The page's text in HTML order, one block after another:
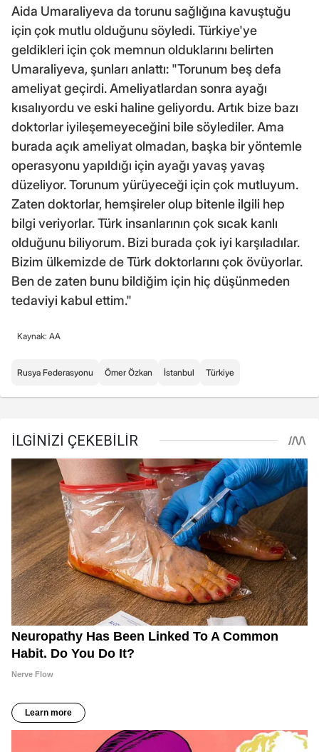
Aida Umaraliyeva da torunu sağlığına kavuştuğu
için çok mutlu olduğunu söyledi. Türkiye'ye
geldikleri için çok memnun olduklarını belirten
Umaraliyeva, şunları anlattı: "Torunum beş defa
ameliyat geçirdi. Ameliyatlardan sonra ayağı
kısalıyordu ve eski haline geliyordu. Artık bize bazı
doktorlar iyileşemeyeceğini bile söylediler. Ama
burada açık ameliyat olmadan, başka bir yöntemle
operasyonu yapıldığı için ayağı yavaş yavaş
düzeliyor. Torunum yürüyeceği için çok mutluyum.
Zaten doktorlar, hemşireler olup bitenle ilgili hep
bilgi veriyorlar. Türk insanlarının çok sıcak kanlı
olduğunu biliyorum. Bizi burada çok iyi karşıladılar.
Bizim ülkemizde de Türk doktorlarını çok övüyorlar.
Ben de zaten bunu bildiğim için hiç düşünmeden
tedaviyi kabul ettim."
Kaynak: AA
Rusya Federasyonu Ömer Özkan İstanbul Türkiye